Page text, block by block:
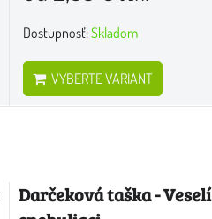
Dostupnosť:Skladom
VYBERTE VARIANT
Darčeková taška - Veselí